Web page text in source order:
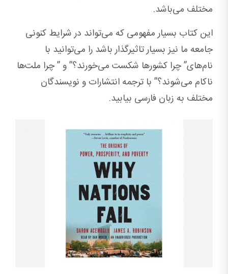
مختلف می‌باشد.
این کتاب بسیار مفهومی که می‌تواند در شرایط کنونی
جامعه ما نیز بسیار تاثیرگذار باشد را می‌توانید با
نام‌های” چرا کشورها شکست می‌خورند؟” و ” چرا ملت‌ها
ناکام می‌شوند؟” با ترجمه انتشارات و نویسندگان
مختلف به زبان فارسی بیابید.